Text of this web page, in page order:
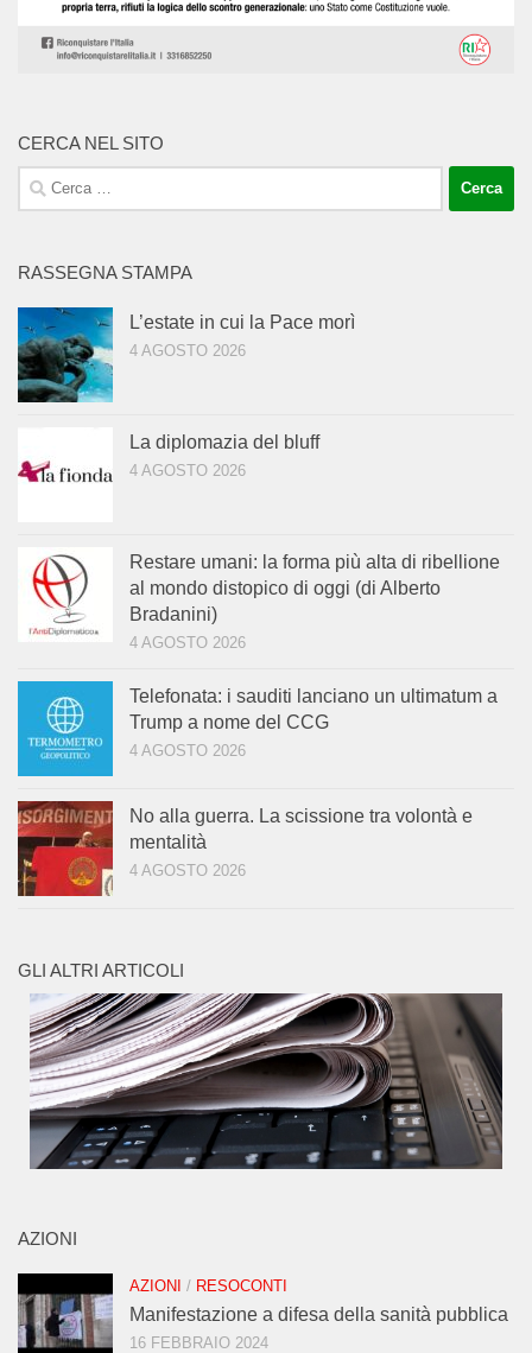
CERCA NEL SITO
Ricerca
per:
RASSEGNA STAMPA
L’estate in cui la Pace morì
4 AGOSTO 2026
La diplomazia del bluff
4 AGOSTO 2026
Restare umani: la forma più alta di ribellione
al mondo distopico di oggi (di Alberto
Bradanini)
4 AGOSTO 2026
Telefonata: i sauditi lanciano un ultimatum a
Trump a nome del CCG
4 AGOSTO 2026
No alla guerra. La scissione tra volontà e
mentalità
4 AGOSTO 2026
GLI ALTRI ARTICOLI
AZIONI
AZIONI / RESOCONTI
Manifestazione a difesa della sanità pubblica
16 FEBBRAIO 2024